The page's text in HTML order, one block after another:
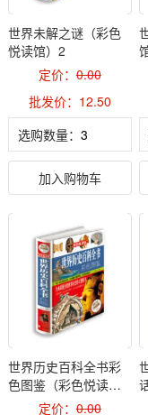
世界未解之谜（彩色
悦读馆）2
定价：0.00
批发价：12.50
选购数量：
加入购物车
世界历史百科全书彩
色图鉴（彩色悦读
馆）2定价：0.00